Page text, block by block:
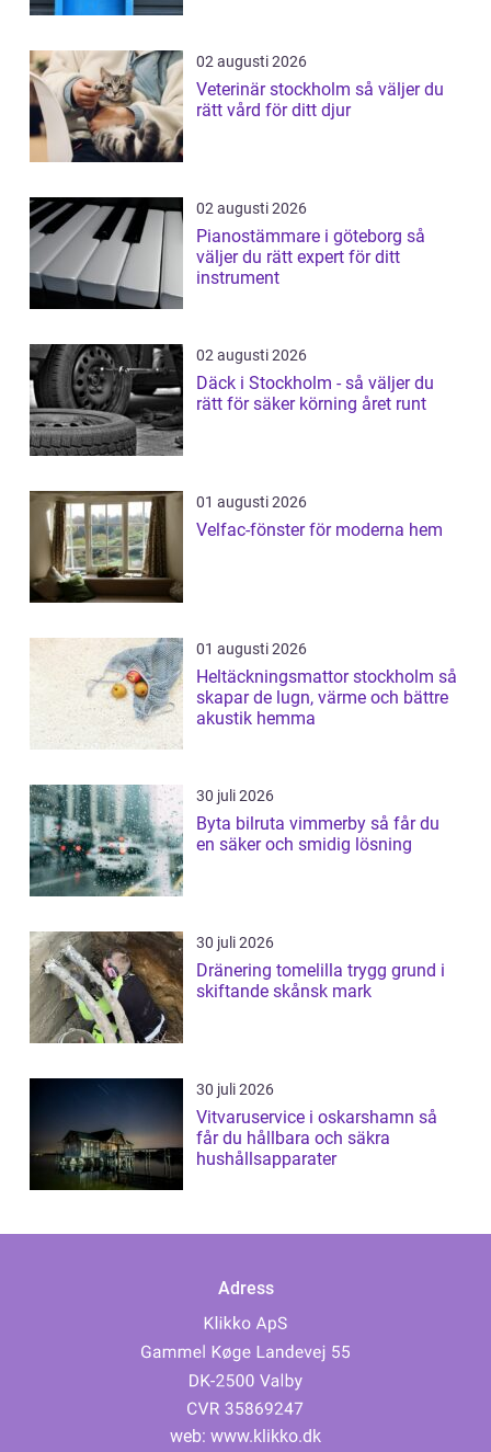
02 augusti 2026
Veterinär stockholm så väljer du
rätt vård för ditt djur
02 augusti 2026
Pianostämmare i göteborg så
väljer du rätt expert för ditt
instrument
02 augusti 2026
Däck i Stockholm - så väljer du
rätt för säker körning året runt
01 augusti 2026
Velfac-fönster för moderna hem
01 augusti 2026
Heltäckningsmattor stockholm så
skapar de lugn, värme och bättre
akustik hemma
30 juli 2026
Byta bilruta vimmerby så får du
en säker och smidig lösning
30 juli 2026
Dränering tomelilla trygg grund i
skiftande skånsk mark
30 juli 2026
Vitvaruservice i oskarshamn så
får du hållbara och säkra
hushållsapparater
Adress
web: www.klikko.dk